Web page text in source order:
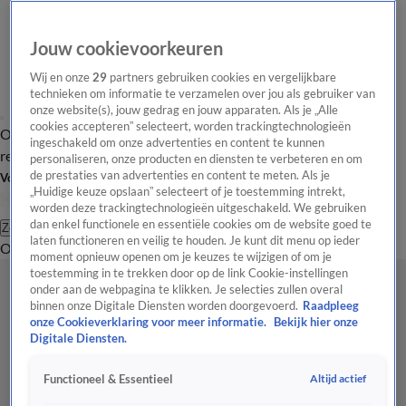
Overzicht Laatste nieuws Regionieuws Het beste van Hart
Tip de
redactie
Volg Hart van Nederland
Zoeken
OverzichtRegioUitzendingenWeerTip de redactiePanelVideo's
Jouw cookievoorkeuren
Wij en onze29 partners gebruiken cookies en vergelijkbare
technieken om informatie te verzamelen over jou als gebruiker van
onze website(s), jouw gedrag en jouw apparaten. Als je „Alle
cookies accepteren” selecteert, worden trackingtechnologieën
ingeschakeld om onze advertenties en content te kunnen
personaliseren, onze producten en diensten te verbeteren en om
de prestaties van advertenties en content te meten. Als je
„Huidige keuze opslaan” selecteert of je toestemming intrekt,
worden deze trackingtechnologieën uitgeschakeld. We gebruiken
dan enkel functionele en essentiële cookies om de website goed te
laten functioneren en veilig te houden. Je kunt dit menu op ieder
moment opnieuw openen om je keuzes te wijzigen of om je
toestemming in te trekken door op de link Cookie-instellingen
onder aan de webpagina te klikken. Je selecties zullen overal
binnen onze Digitale Diensten worden doorgevoerd. Raadpleeg
onze Cookieverklaring voor meer informatie.
Bekijk hier onze
Digitale Diensten.
Functioneel & Essentieel Altijd actief